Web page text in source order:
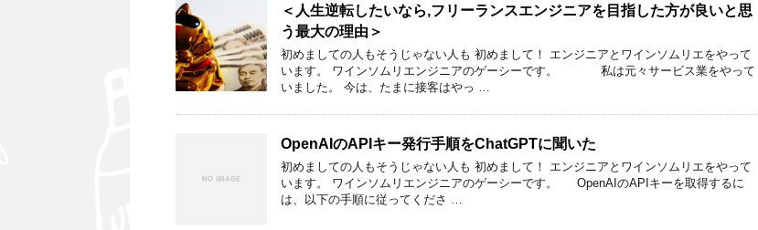
＜人生逆転したいなら,フリーランスエンジニアを目指した方が良いと思
う最大の理由＞
初めましての人もそうじゃない人も 初めまして！ エンジニアとワインソムリエをやって
います。 ワインソムリエンジニアのゲーシーです。 私は元々サービス業をやって
いました。 今は、たまに接客はやっ …
OpenAIのAPIキー発行手順をChatGPTに聞いた
初めましての人もそうじゃない人も 初めまして！ エンジニアとワインソムリエをやって
います。 ワインソムリエンジニアのゲーシーです。 OpenAIのAPIキーを取得するに
は、以下の手順に従ってくださ …